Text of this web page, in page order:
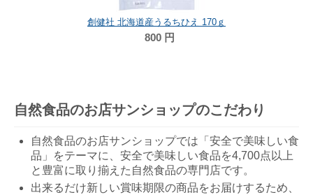
創健社 北海道産うるちひえ 170ｇ
800 円
自然食品のお店サンショップのこだわり
自然食品のお店サンショップでは「安全で美味しい食
品」をテーマに、安全で美味しい食品を4,700点以上
と豊富に取り揃えた自然食品の専門店です。
出来るだけ新しい賞味期限の商品をお届けするため、